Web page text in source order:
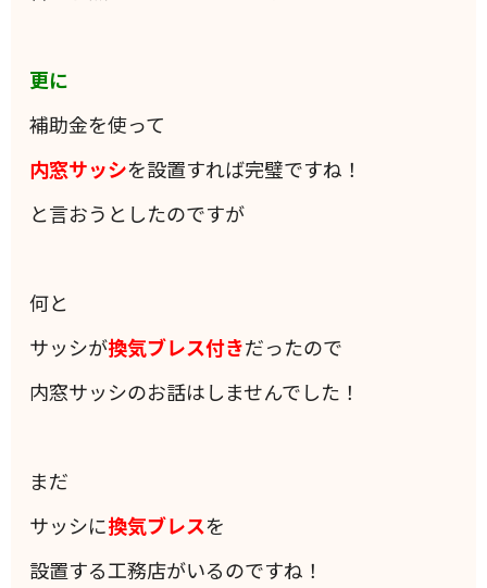
更に
補助金を使って
内窓サッシを設置すれば完璧ですね！
と言おうとしたのですが
何と
サッシが換気ブレス付きだったので
内窓サッシのお話はしませんでした！
まだ
サッシに換気ブレスを
設置する工務店がいるのですね！